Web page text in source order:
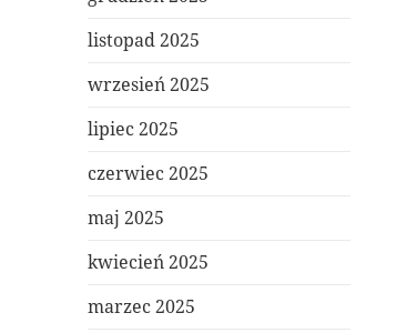
listopad 2025
wrzesień 2025
lipiec 2025
czerwiec 2025
maj 2025
kwiecień 2025
marzec 2025